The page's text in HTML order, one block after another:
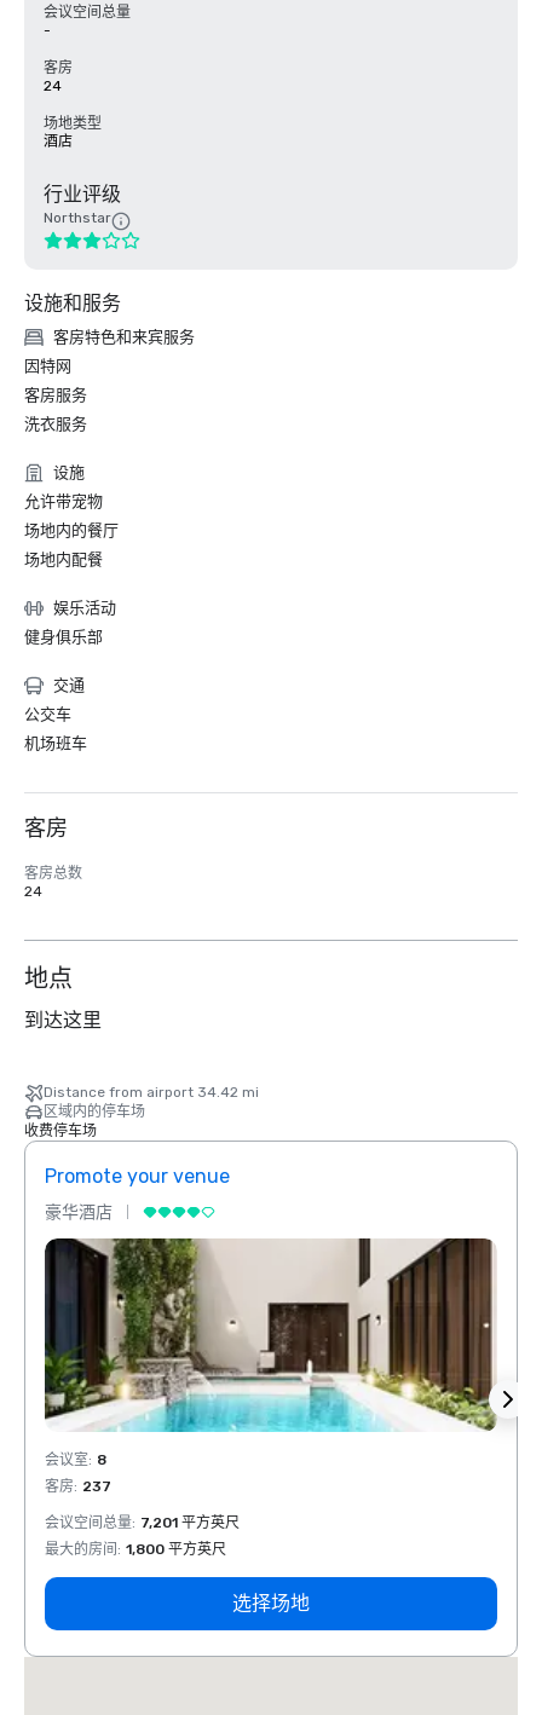
会议空间总量
-
客房
24
场地类型
酒店
行业评级
Northstar
设施和服务
客房特色和来宾服务
因特网
客房服务
洗衣服务
设施
允许带宠物
场地内的餐厅
场地内配餐
娱乐活动
健身俱乐部
交通
公交车
机场班车
客房
客房总数
24
地点
到达这里
Distance from airport 34.42 mi
区域内的停车场
收费停车场
Promote your venue
豪华酒店
会议室: 8
客房: 237
会议空间总量: 7,201 平方英尺
最大的房间 : 1,800 平方英尺
选择场地